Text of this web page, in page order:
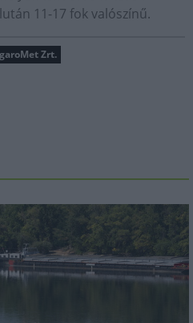
11-17 fok valószínű.
Zrt.